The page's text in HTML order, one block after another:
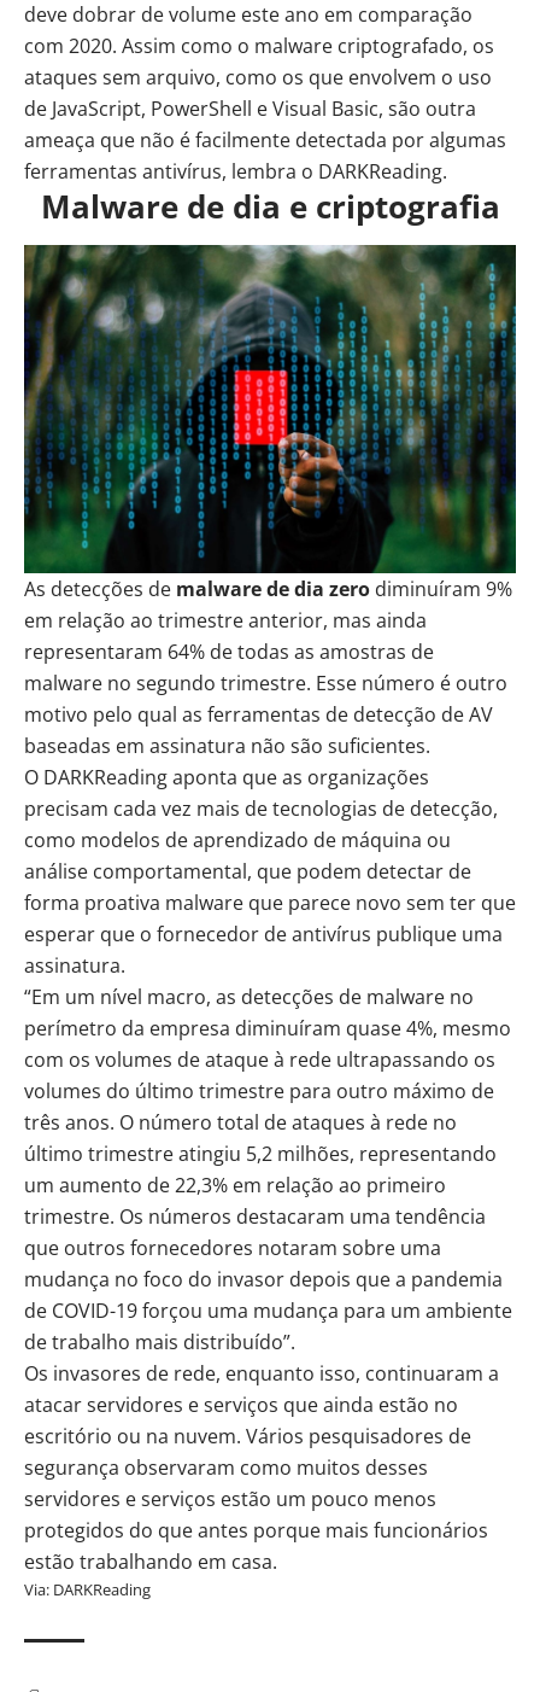
deve dobrar de volume este ano em comparação
com 2020. Assim como o malware criptografado, os
ataques sem arquivo, como os que envolvem o uso
de JavaScript, PowerShell e Visual Basic, são outra
ameaça que não é facilmente detectada por algumas
ferramentas antivírus, lembra o DARKReading.
Malware de dia e criptografia
As detecções de malware de dia zero diminuíram 9%
em relação ao trimestre anterior, mas ainda
representaram 64% de todas as amostras de
malware no segundo trimestre. Esse número é outro
motivo pelo qual as ferramentas de detecção de AV
baseadas em assinatura não são suficientes.
O DARKReading aponta que as organizações
precisam cada vez mais de tecnologias de detecção,
como modelos de aprendizado de máquina ou
análise comportamental, que podem detectar de
forma proativa malware que parece novo sem ter que
esperar que o fornecedor de antivírus publique uma
assinatura.
“Em um nível macro, as detecções de malware no
perímetro da empresa diminuíram quase 4%, mesmo
com os volumes de ataque à rede ultrapassando os
volumes do último trimestre para outro máximo de
três anos. O número total de ataques à rede no
último trimestre atingiu 5,2 milhões, representando
um aumento de 22,3% em relação ao primeiro
trimestre. Os números destacaram uma tendência
que outros fornecedores notaram sobre uma
mudança no foco do invasor depois que a pandemia
de COVID-19 forçou uma mudança para um ambiente
de trabalho mais distribuído”.
Os invasores de rede, enquanto isso, continuaram a
atacar servidores e serviços que ainda estão no
escritório ou na nuvem. Vários pesquisadores de
segurança observaram como muitos desses
servidores e serviços estão um pouco menos
protegidos do que antes porque mais funcionários
estão trabalhando em casa.
Via: DARKReading